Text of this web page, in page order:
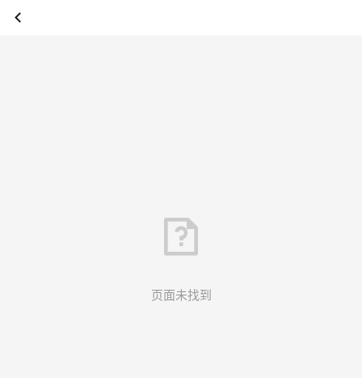
页面未找到